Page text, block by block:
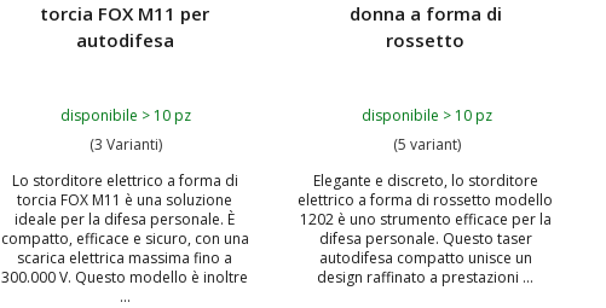
torcia FOX M11 per
autodifesa
disponibile > 10 pz
(3 Varianti)
Lo storditore elettrico a forma di
torcia FOX M11 è una soluzione
ideale per la difesa personale. È
compatto, efficace e sicuro, con una
scarica elettrica massima fino a
300.000 V. Questo modello è inoltre
...
donna a forma di
rossetto
disponibile > 10 pz
(5 variant)
Elegante e discreto, lo storditore
elettrico a forma di rossetto modello
1202 è uno strumento efficace per la
difesa personale. Questo taser
autodifesa compatto unisce un
design raffinato a prestazioni ...